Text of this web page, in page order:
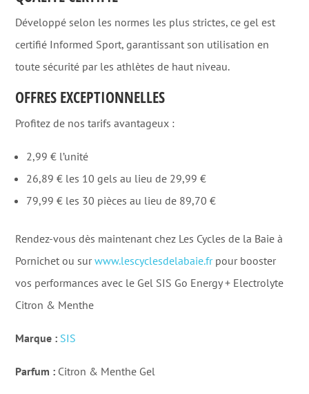
Développé selon les normes les plus strictes, ce gel est
certifié Informed Sport, garantissant son utilisation en
toute sécurité par les athlètes de haut niveau.
OFFRES EXCEPTIONNELLES
Profitez de nos tarifs avantageux :
2,99 € l’unité
26,89 € les 10 gels au lieu de 29,99 €
79,99 € les 30 pièces au lieu de 89,70 €
Rendez-vous dès maintenant chez Les Cycles de la Baie à
Pornichet ou surwww.lescyclesdelabaie.frpour booster
vos performances avec le Gel SIS Go Energy + Electrolyte
Citron & Menthe
Marque : SIS
Parfum : Citron & Menthe Gel